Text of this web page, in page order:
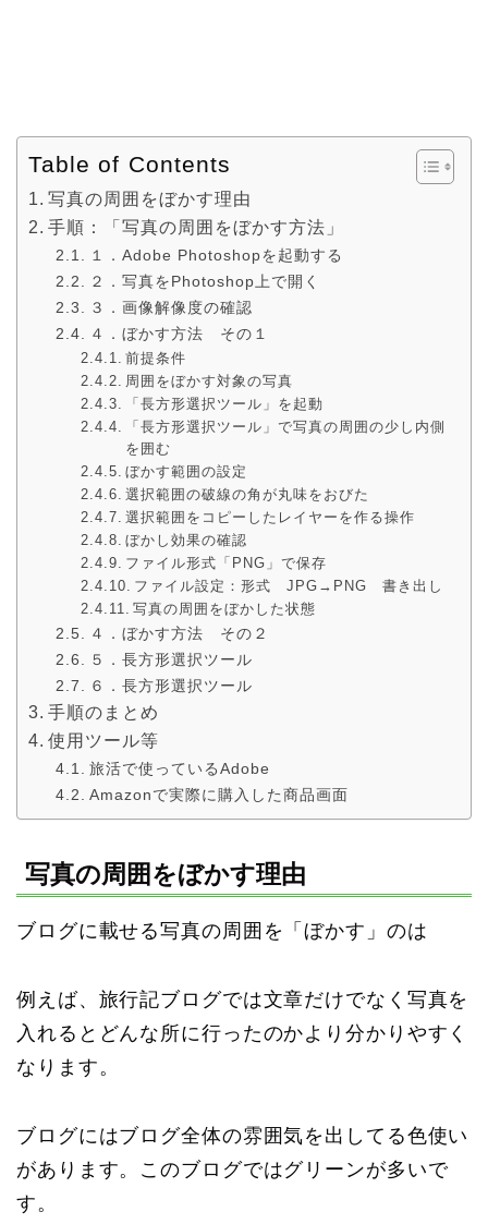
Table of Contents
写真の周囲をぼかす理由
手順：「写真の周囲をぼかす方法」
１．Adobe Photoshopを起動する
２．写真をPhotoshop上で開く
３．画像解像度の確認
４．ぼかす方法 その１
前提条件
周囲をぼかす対象の写真
「長方形選択ツール」を起動
「長方形選択ツール」で写真の周囲の少し内側
を囲む
ぼかす範囲の設定
選択範囲の破線の角が丸味をおびた
選択範囲をコピーしたレイヤーを作る操作
ぼかし効果の確認
ファイル形式「PNG」で保存
ファイル設定：形式 JPG→PNG 書き出し
写真の周囲をぼかした状態
４．ぼかす方法 その２
５．長方形選択ツール
６．長方形選択ツール
手順のまとめ
使用ツール等
旅活で使っているAdobe
Amazonで実際に購入した商品画面
写真の周囲をぼかす理由
ブログに載せる写真の周囲を「ぼかす」のは
例えば、旅行記ブログでは文章だけでなく写真を
入れるとどんな所に行ったのかより分かりやすく
なります。
ブログにはブログ全体の雰囲気を出してる色使い
があります。このブログではグリーンが多いで
す。